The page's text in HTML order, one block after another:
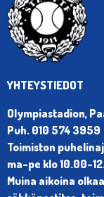
YHTEYSTIEDOT
Olympiastadion,
Puh. 010 574 3959
Toimiston
ma-pe klo 10.00-
Muina aikoina